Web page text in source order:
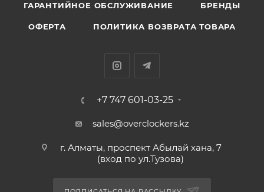
ГАРАНТИЙНОЕ ОБСЛУЖИВАНИЕ БРЕНДЫ
ОФЕРТА ПОЛИТИКА ВОЗВРАТА ТОВАРА
+7 747 601-03-25
sales@overclockers.kz
г. Алматы, проспект Абылай хана, 7
(вход по ул.Тузова)